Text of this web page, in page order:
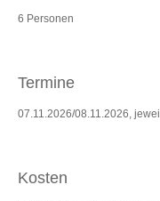
6 Personen
Termine
07.11.2026/08.11.2026,
Kosten